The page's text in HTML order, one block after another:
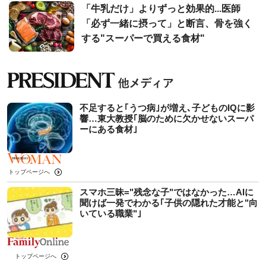
「牛乳だけ」よりずっと効果的...医師
「必ず一緒に摂って」と断言、骨を強く
する"スーパーで買える食材"
不足すると｢うつ病｣が増え､子どものIQに影
響…東大教授｢脳のために欠かせないスーパ
ーにある食材｣
トップページへ
スマホ三昧="残念な子"ではなかった…AIに
聞けば一発でわかる｢子供の隠れた才能と"向
いている職業"｣
トップページへ